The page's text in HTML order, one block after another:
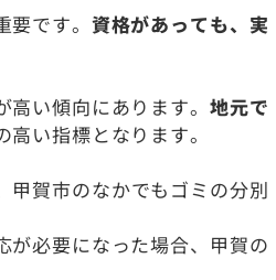
です。 資格があっても、実
い傾向にあります。 地元で
い指標となります。
甲賀市のなかでもゴミの分別
が必要になった場合、甲賀の